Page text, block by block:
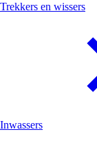
Trekkers en wissers
Inwassers